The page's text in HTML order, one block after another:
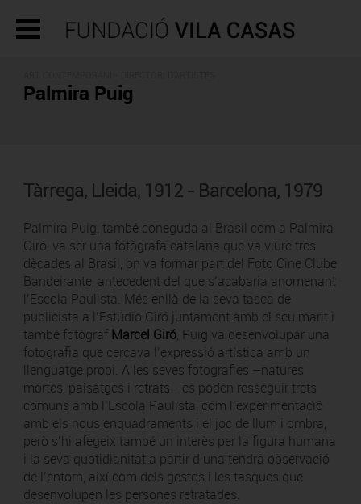
Palmira Puig
Tàrrega, Lleida, 1912 - Barcelona, 1979
Palmira Puig, també coneguda al Brasil com a Palmira
Giró, va ser una fotògrafa catalana que va viure tres
dècades al Brasil, on va formar part del Foto Cine Clube
Bandeirante, antecedent del que s’acabaria anomenant
l’Escola Paulista. Més enllà de la seva tasca de
publicista a l’Estúdio Giró juntament amb el seu marit i
també fotògraf Marcel Giró, Puig va desenvolupar una
fotografia que cercava l’expressió artística amb un
llenguatge propi. A les seves fotografies –natures
mortes, paisatges i retrats– es poden resseguir trets
comuns amb l’Escola Paulista, com l’experimentació
amb els nous enquadraments i el joc de llum i ombra,
però s’hi afegeix també un interès per la figura humana
i la seva quotidianitat a partir d’una tendra observació
de l’entorn, així com dels gestos i les tasques que
desenvolupen les persones retratades.